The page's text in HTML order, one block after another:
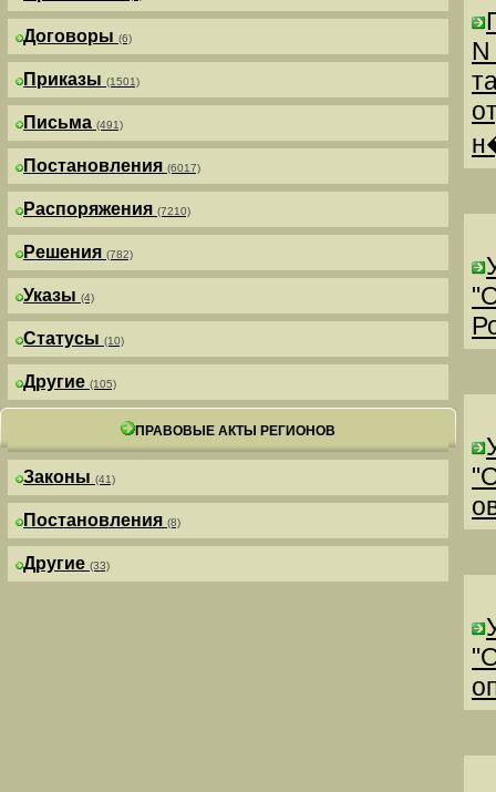
Договоры (6)
Приказы (1501)
Письма (491)
Постановления (6017)
Распоряжения (7210)
Решения (782)
Указы (4)
Статусы (10)
Другие (105)
ПРАВОВЫЕ АКТЫ РЕГИОНОВ
Законы (41)
Постановления (8)
Другие (33)